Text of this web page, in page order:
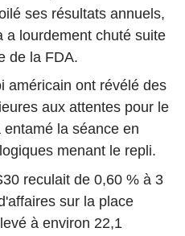
ses résultats annuels,
a lourdement chuté suite
de la FDA.
américain ont révélé des
aux attentes pour le
la séance en
menant le repli.
reculait de 0,60 % à 3
sur la place
à environ 22,1